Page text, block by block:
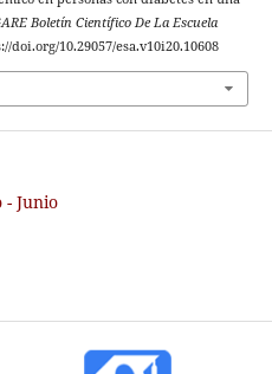
Boletín Científico De La Escuela
doi.org/10.29057/esa.v10i20.10608
- Junio